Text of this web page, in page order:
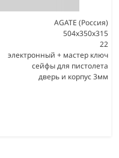
AGATE (Россия)
504х350х315
22
электронный + мастер ключ
сейфы для пистолета
дверь и корпус 3мм